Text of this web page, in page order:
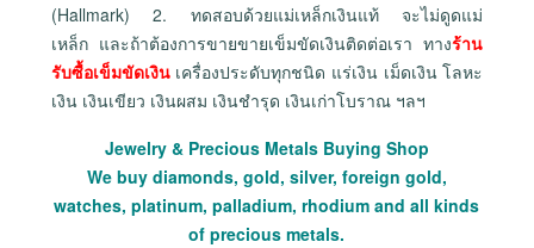
(Hallmark) 2. ทดสอบด้วยแม่เหล็กเงินแท้ จะไม่ดูดแม่
เหล็ก และถ้าต้องการขายขายเข็มขัดเงินติดต่อเรา ทางร้าน
รับซื้อเข็มขัดเงินเครื่องประดับทุกชนิด แร่เงิน เม็ดเงิน โลหะ
เงิน เงินเขียว เงินผสม เงินชำรุด เงินเก่าโบราณ ฯลฯ
Jewelry & Precious Metals Buying Shop
We buy diamonds, gold, silver, foreign gold,
watches, platinum, palladium, rhodium and all kinds
of precious metals.